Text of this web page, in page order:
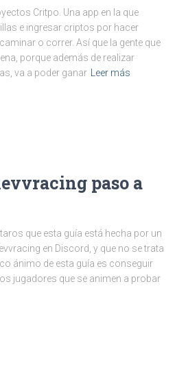
Critpo. Una app en la que
e ingresar criptos por hacer
o correr. Así que la gente que
porque además de realizar
va a poder ganar
Leer más
paso a
que esta guía está hecha por un
en Discord, y que no se trata
ánimo de esta guía es conseguir
jugadores que se animen a probar